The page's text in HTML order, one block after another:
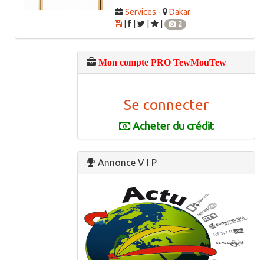
Services -
Dakar
|
2
Mon compte PRO TewMouTew
Se connecter
Acheter du crédit
Annonce V I P